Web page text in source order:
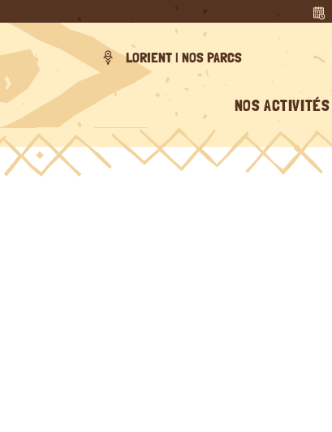
contenu
LORIENT | NOS PARCS
NOS ACTIVITÉS